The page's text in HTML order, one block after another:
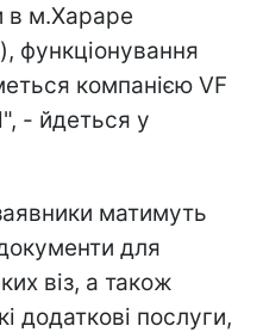
в м.Хараре
функціонування
компанією VF
- йдеться у
матимуть
для
віз, а також
додаткові послуги,